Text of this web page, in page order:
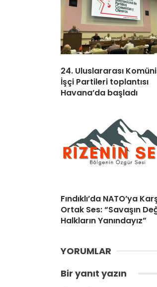
24. Uluslararası
İşçi Partileri toplantısı
Havana’da başladı
Fındıklı’da NATO’ya
Ortak Ses: “Savaşın
Halkların Yanındayız”
YORUMLAR
Bir yanıt yazın